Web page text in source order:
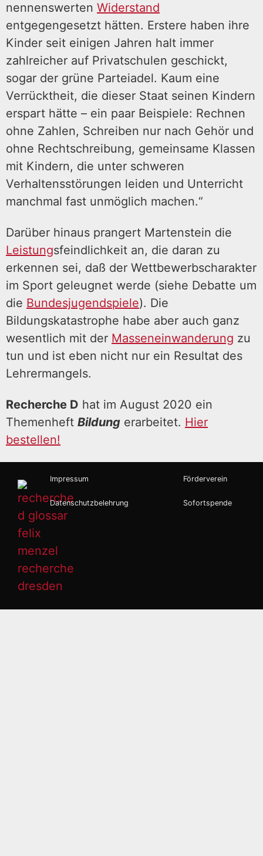
nennenswerten Widerstand
entgegengesetzt hätten. Erstere haben ihre
Kinder seit einigen Jahren halt immer
zahlreicher auf Privatschulen geschickt,
sogar der grüne Parteiadel. Kaum eine
Verrücktheit, die dieser Staat seinen Kindern
erspart hätte – ein paar Beispiele: Rechnen
ohne Zahlen, Schreiben nur nach Gehör und
ohne Rechtschreibung, gemeinsame Klassen
mit Kindern, die unter schweren
Verhaltensstörungen leiden und Unterricht
manchmal fast unmöglich machen.“
Darüber hinaus prangert Martenstein die
Leistungsfeindlichkeit an, die daran zu
erkennen sei, daß der Wettbewerbscharakter
im Sport geleugnet werde (siehe Debatte um
die Bundesjugendspiele). Die
Bildungskatastrophe habe aber auch ganz
wesentlich mit der Masseneinwanderung zu
tun und ist eben nicht nur ein Resultat des
Lehrermangels.
Recherche D hat im August 2020 ein
Themenheft Bildung erarbeitet. Hier
bestellen!
Impressum
Datenschutzbelehrung
Förderverein
Sofortspende